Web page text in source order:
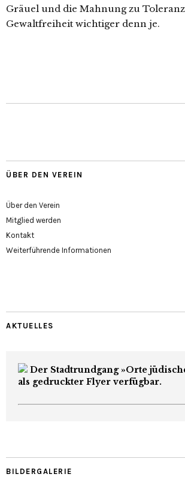
Gräuel und die Mahnung zu
Gewaltfreiheit wich­ti­ger denn je.
ÜBER DEN VEREIN
Über den Verein
Mitglied werden
Kontakt
Weiterführende Informationen
AKTUELLES
Der Stadtrundgang »Orte
als gedruckter Flyer verfügbar.
BILDERGALERIE